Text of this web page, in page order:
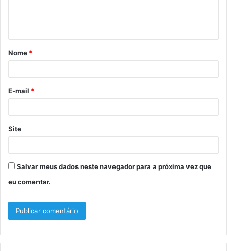
á
r
*
Nome *
E-mail *
Site
Salvar meus dados neste navegador para a próxima vez que
eu comentar.